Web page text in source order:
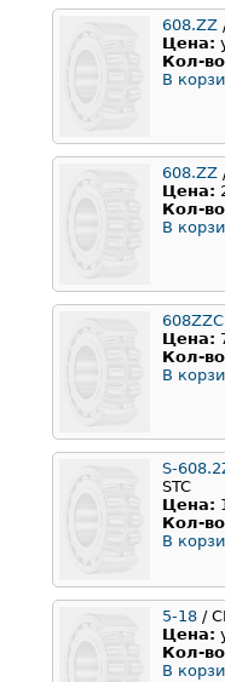
608.ZZ
Цена:
Кол-
В
608.ZZ
Цена:
Кол-
В
Цена:
Кол-
В
S-
STC
Цена:
Кол-
В
5-18 /
Цена:
Кол-
В